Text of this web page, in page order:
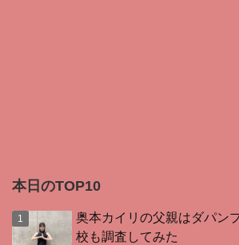
本日のTOP10
奥本カイリの父親はダパン
校も調査してみた